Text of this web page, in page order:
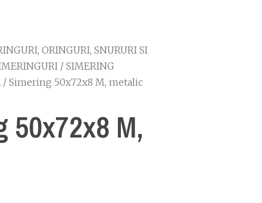
ORINGURI, SNURURI SI
/ SIMERING
/ Simering 50x72x8 M, metalic
50x72x8 M,